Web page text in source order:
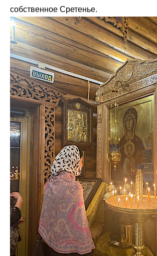
собственное Сретенье.